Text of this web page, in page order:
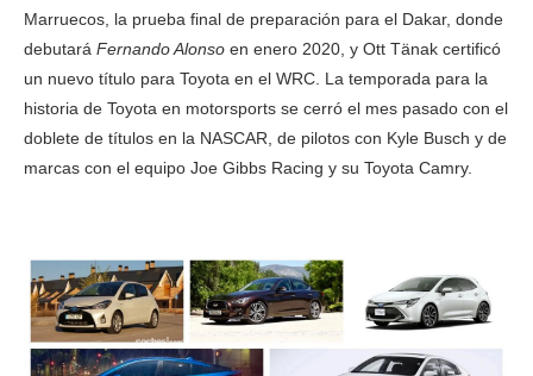
Marruecos, la prueba final de preparación para el Dakar, donde
debutará Fernando Alonso en enero 2020, y Ott Tänak certificó
un nuevo título para Toyota en el WRC. La temporada para la
historia de Toyota en motorsports se cerró el mes pasado con el
doblete de títulos en la NASCAR, de pilotos con Kyle Busch y de
marcas con el equipo Joe Gibbs Racing y su Toyota Camry.